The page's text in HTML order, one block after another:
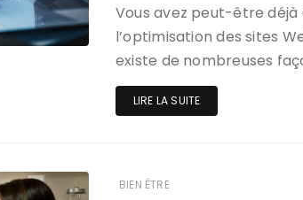
Vous avez peut-être
l’optimisation des sites
existe de nombreuses
LIRE LA SUITE
BIEN ÉTRE